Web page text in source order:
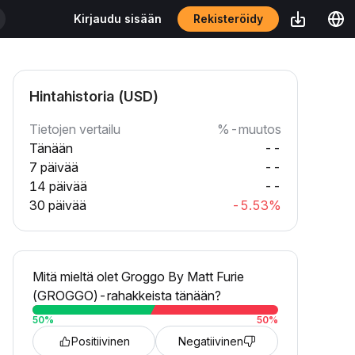
Kirjaudu sisään Rekisteröidy
Hintahistoria (USD)
Tietojen vertailu
%-muutos
Tänään
--
7 päivää
--
14 päivää
--
30 päivää
-5.53%
Mitä mieltä olet Groggo By Matt Furie
(GROGGO)-rahakkeista tänään?
50% 50%
Positiivinen Negatiivinen